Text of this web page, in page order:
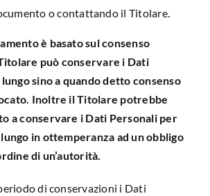
o contattando il Titolare.
è basato sul consenso
può conservare i Dati
sino a quando detto consenso
Inoltre il Titolare potrebbe
a conservare i Dati Personali per
in ottemperanza ad un obbligo
di un’autorità.
di conservazioni i Dati